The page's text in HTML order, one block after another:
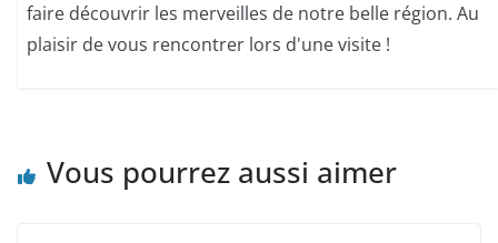
faire découvrir les merveilles de notre belle région. Au
plaisir de vous rencontrer lors d'une visite !
Vous pourrez aussi aimer